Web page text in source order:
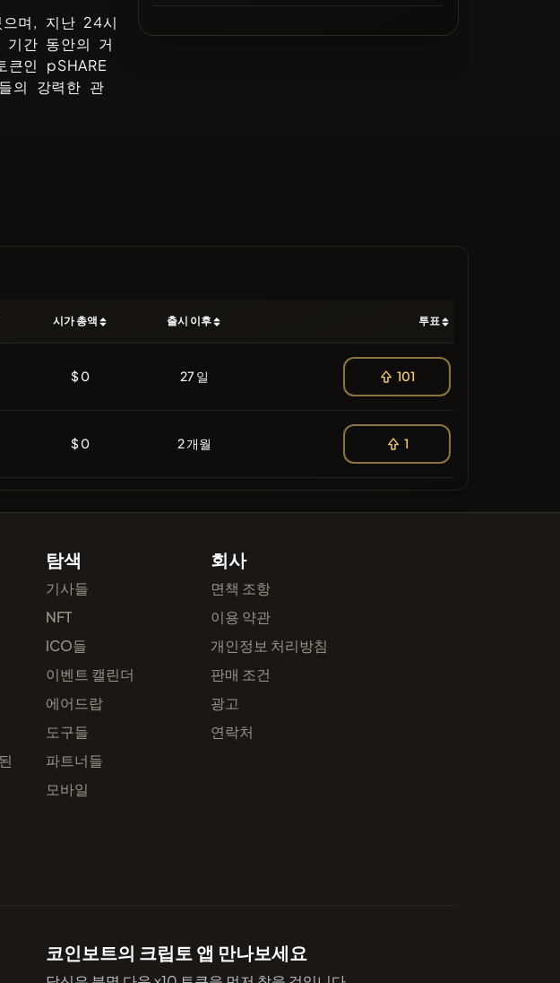
며, 지난 24시
기간 동안의 거
큰인 pSHARE
의 강력한 관
시가 총액 출시 이후 투표
$ 0 27 일 101
$ 0 2 개월 1
탐색
기사들
NFT
ICO들
이벤트 캘린더
에어드랍
도구들
파트너들
모바일
회사
면책 조항
이용 약관
개인정보 처리방침
판매 조건
광고
연락처
코인보트의 크립토 앱 만나보세요